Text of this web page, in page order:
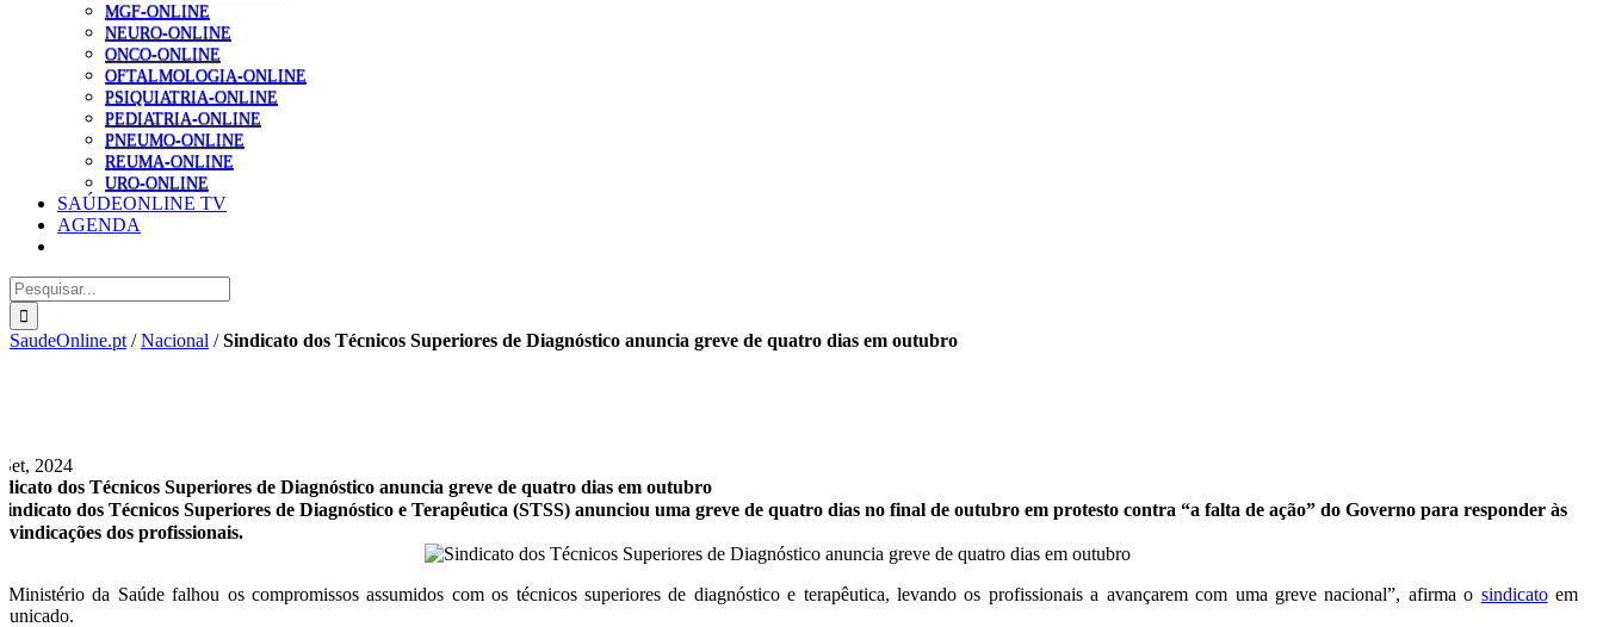
MGF-ONLINE
NEURO-ONLINE
ONCO-ONLINE
OFTALMOLOGIA-ONLINE
PSIQUIATRIA-ONLINE
PEDIATRIA-ONLINE
PNEUMO-ONLINE
REUMA-ONLINE
URO-ONLINE
SAÚDEONLINE TV
AGENDA
Pesquisar
SaudeOnline.pt /Nacional /Sindicato dos Técnicos Superiores de Diagnóstico anuncia greve de quatro dias em outubro
2024
dos Técnicos Superiores de Diagnóstico anuncia greve de quatro dias em outubro
dos Técnicos Superiores de Diagnóstico e Terapêutica (STSS) anunciou uma greve de quatro dias no final de outubro em protesto contra “a falta de ação” do Governo para responder às
dos profissionais.
Ministério da Saúde falhou os compromissos assumidos com os técnicos superiores de diagnóstico e terapêutica, levando os profissionais a avançarem com uma greve nacional”, afirma o sindicatoem